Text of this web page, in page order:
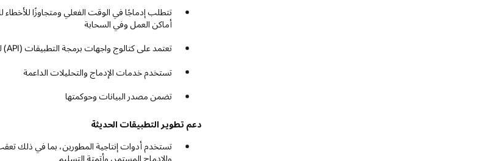
تتطلب إدماجًا في الوقت الفعلي ومتجاوزًا
أماكن العمل وفي السحابة
تعتمد على كتالوج واجهات برمجة التطبيقات (API) لتحقيق التناسق والجودة
تستخدم خدمات الإدماج والتحليلات الداعمة
تضمن مصدر البيانات وحوكمتها
دعم تطوير التطبيقات الحديثة
والإدماج المستمر، وأتمتة التسليم